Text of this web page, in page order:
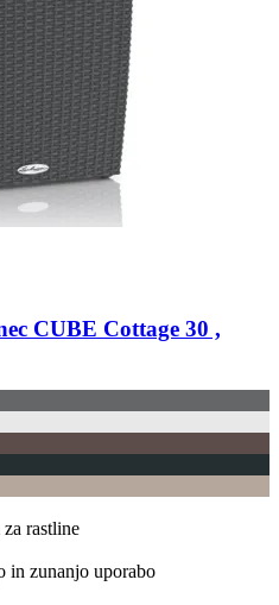
CUBE Cottage 30 ,
rastline
in zunanjo uporabo